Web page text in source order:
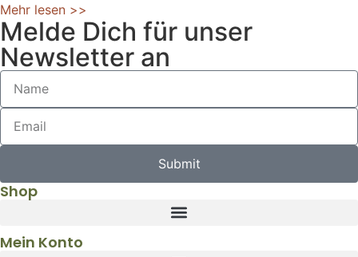
Mehr lesen >>
Melde Dich für unser
Newsletter an
Submit
Shop
Mein Konto